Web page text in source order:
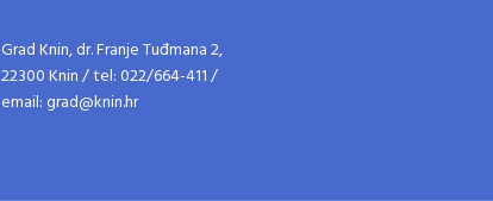
Grad Knin, dr. Franje Tuđmana 2,
22300 Knin / tel: 022/664-411 /
email: grad@knin.hr